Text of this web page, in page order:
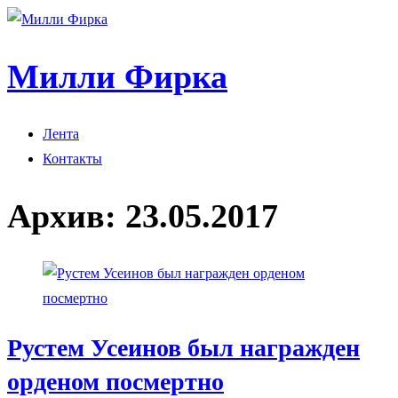
Милли Фирка
Лента
Контакты
Архив: 23.05.2017
Рустем Усеинов был награжден
орденом посмертно